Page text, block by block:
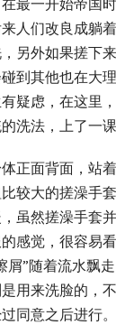
最一开始帝国
人们改良成躺
另外如果搓下
到其他也在大
疑虑，在这里
洗法，上了一课
正面背面，站
较大的搓澡手
虽然搓澡手套
感觉，很容易
屑”随着流水飘
用来洗脸的，
同意之后进行